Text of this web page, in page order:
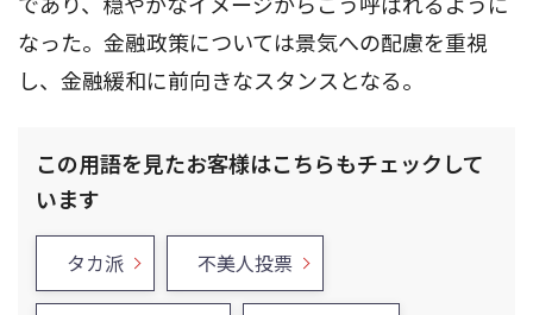
なった。金融政策については景気への配慮を重視
し、金融緩和に前向きなスタンスとなる。
この用語を見たお客様はこちらもチェックして
います
タカ派 不美人投票